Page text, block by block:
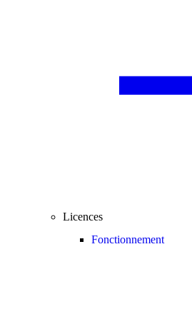
Licences
Fonctionnement